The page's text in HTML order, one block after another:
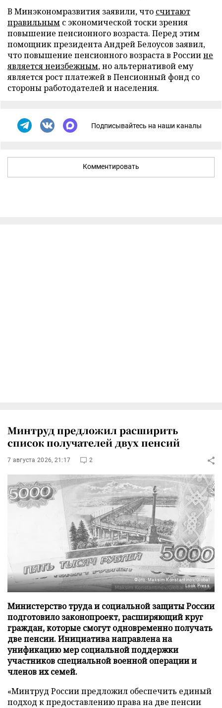
В Минэкономразвития заявили, что считают
правильным с экономической тоски зрения
повышение пенсионного возраста. Перед этим
помощник президента Андрей Белоусов заявил,
что повышение пенсионного возраста в Россиине
является неизбежным, но альтернативой ему
является рост платежей в Пенсионный фонд со
стороны работодателей и населения.
Подписывайтесь на наши каналы
Комментировать
Минтруд предложил расширить
список получателей двух пенсий
7 августа 2026, 21:17 2
Фото: Maksim Konstantinov/Global
Look Press
Министерство труда и социальной защиты России
подготовило законопроект, расширяющий круг
граждан, которые смогут одновременно получать
две пенсии. Инициатива направлена на
унификацию мер социальной поддержки
участников специальной военной операции и
членов их семей.
«Минтруд России предложил обеспечить единый
подход к предоставлению права на две пенсии